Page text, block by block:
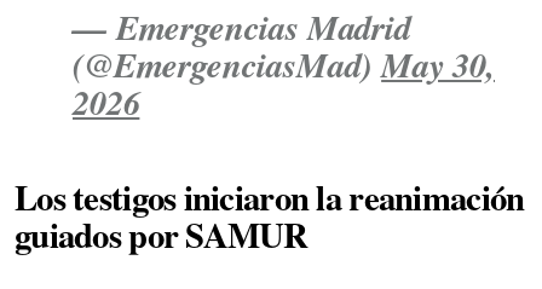
— Emergencias Madrid
(@EmergenciasMad)May 30,
2026
Los testigos iniciaron la reanimación
guiados por SAMUR